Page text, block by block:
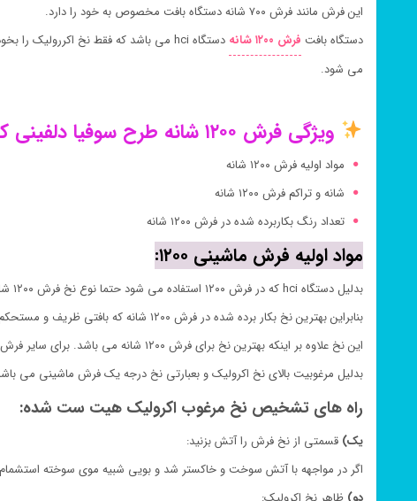
این فرش مانند فرش ۷۰۰ شانه دستگاه بافت مخصوص به خود را دارد.
دستگاه بافت فرش ۱۲۰۰ شانه
می شود.
ویژگی فرش ۱۲۰۰ شانه طرح سوفیا دلفینی که هنگام خرید باید بدانیم:
مواد اولیه فرش ۱۲۰۰ شانه
شانه و تراکم فرش ۱۲۰۰ شانه
تعداد رنگ بکاربرده شده در فرش ۱۲۰۰ شانه
مواد اولیه فرش ماشینی ۱۲۰۰:
بدلیل دستگاه hci که در فرش ۱۲۰۰ استفاده می شود حتما نوع نخ فرش ۱۲۰۰ شانه باید نازک و ظریف باشد.
بنابراین بهترین نخ بکار برده شده در فرش ۱۲۰۰ شانه که بافتی ظریف و مستحکم دارد نخ اکرولیک هیت ست شده می باشد.
این نخ علاوه بر اینکه بهترین نخ برای فرش ۱۲۰۰ شانه می باشد. برای سایر فرش های ماشینی نیز بهترین نخ می باشد.
بدلیل مرغوبیت بالای نخ اکرولیک و بعبارتی نخ درجه یک فرش ماشینی می
راه های تشخیص نخ مرغوب اکرولیک هیت ست شده:
یک) قسمتی از نخ فرش را آتش بزنید:
اگر در مواجهه با آتش سوخت و خاکستر شد و بویی شبیه موی سوخته